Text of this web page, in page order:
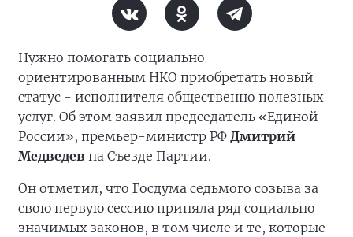
Нужно помогать социально
ориентированным НКО приобретать новый
статус - исполнителя общественно полезных
услуг. Об этом заявил председатель «Единой
России», премьер-министр РФ Дмитрий
Медведев на Съезде Партии.
Он отметил, что Госдума седьмого созыва за
свою первую сессию приняла ряд социально
значимых законов, в том числе и те, которые